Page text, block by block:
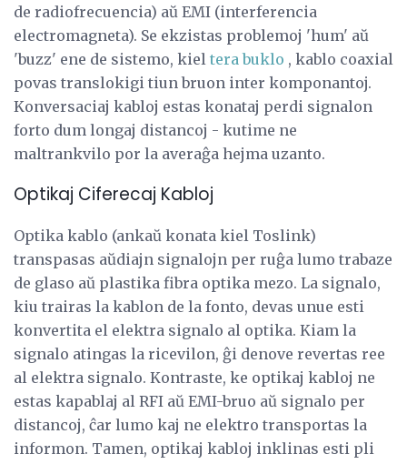
de radiofrecuencia) aŭ EMI (interferencia
electromagneta). Se ekzistas problemoj 'hum' aŭ
'buzz' ene de sistemo, kiel tera buklo , kablo coaxial
povas translokigi tiun bruon inter komponantoj.
Konversaciaj kabloj estas konataj perdi signalon
forto dum longaj distancoj - kutime ne
maltrankvilo por la averaĝa hejma uzanto.
Optikaj Ciferecaj Kabloj
Optika kablo (ankaŭ konata kiel Toslink)
transpasas aŭdiajn signalojn per ruĝa lumo trabaze
de glaso aŭ plastika fibra optika mezo. La signalo,
kiu trairas la kablon de la fonto, devas unue esti
konvertita el elektra signalo al optika. Kiam la
signalo atingas la ricevilon, ĝi denove revertas ree
al elektra signalo. Kontraste, ke optikaj kabloj ne
estas kapablaj al RFI aŭ EMI-bruo aŭ signalo per
distancoj, ĉar lumo kaj ne elektro transportas la
informon. Tamen, optikaj kabloj inklinas esti pli